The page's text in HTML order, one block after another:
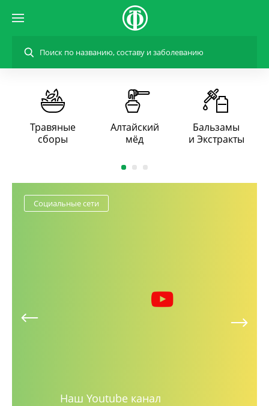
Травяные
сборы
Алтайский
мёд
Бальзамы
и Экстракты
Социальные сети
Наш Youtube канал